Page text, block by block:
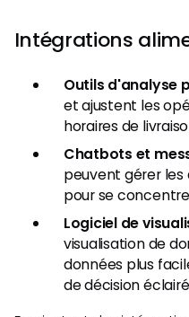
Intégrations
Outils d'analyse
et ajustent les
horaires de
Chatbots et
peuvent gérer
pour se
Logiciel de
visualisation de
données plus
de décision